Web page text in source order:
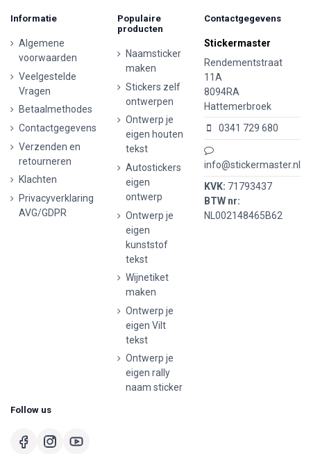
Informatie
Algemene
voorwaarden
Veelgestelde
Vragen
Betaalmethodes
Contactgegevens
Verzenden en
retourneren
Klachten
Privacyverklaring
AVG/GDPR
Populaire
producten
Naamsticker
maken
Stickers zelf
ontwerpen
Ontwerp je
eigen houten
tekst
Autostickers
eigen
ontwerp
Ontwerp je
eigen
kunststof
tekst
Wijnetiket
maken
Ontwerp je
eigen Vilt
tekst
Ontwerp je
eigen rally
naam sticker
Contactgegevens
Stickermaster
Rendementstraat
11A
8094RA
Hattemerbroek
0341 729 680
info@stickermaster.nl
KVK: 71793437
BTW nr:
NL002148465B62
Follow us